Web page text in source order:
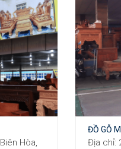
Điện
HPP
Chợ
Hòa,
ĐỒ GỖ
Địa chỉ: